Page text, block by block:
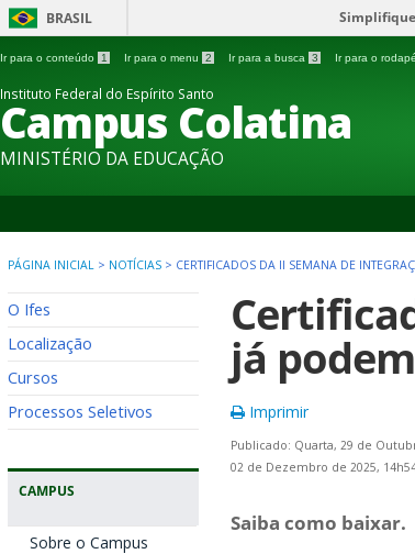
BRASIL
Ir para o conteúdo 1 Ir para o menu 2 Ir para a busca 3 Ir para o rodapé
Instituto Federal do Espírito Santo
Campus Colatina
MINISTÉRIO DA EDUCAÇÃO
PÁGINA INICIAL > NOTÍCIAS > CERTIFICADOS DA II SEMANA DE
O Ifes
Localização
Cursos
Processos Seletivos
CAMPUS
Sobre o Campus
já
Imprimir
Publicado: Quarta, 29 de
02 de Dezembro de 2025,
Saiba como baixar.